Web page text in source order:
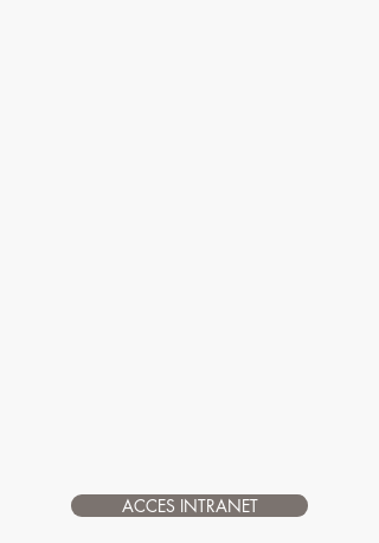
ACCES INTRANET